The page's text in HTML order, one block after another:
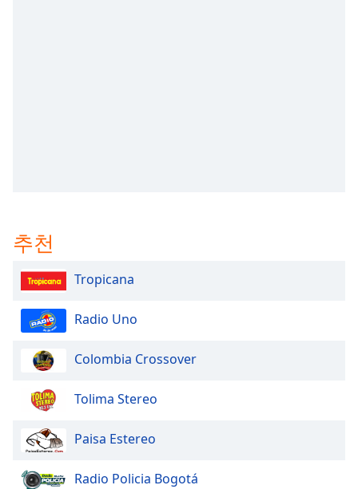
modal
window.
Beginning
dialog
Escape
cancel
close
추천
Tropicana
Radio Uno
Colombia Crossover
Tolima Stereo
Paisa Estereo
Radio Policia Bogotá